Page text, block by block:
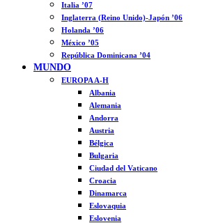
Italia ’07
Inglaterra (Reino Unido)-Japón ’06
Holanda ’06
México ’05
República Dominicana ’04
MUNDO
EUROPA A-H
Albania
Alemania
Andorra
Austria
Bélgica
Bulgaria
Ciudad del Vaticano
Croacia
Dinamarca
Eslovaquia
Eslovenia